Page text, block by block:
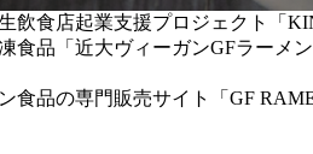
食店起業支援プロジェクト「
食品「近大ヴィーガンGFラー
食品の専門販売サイト「GF